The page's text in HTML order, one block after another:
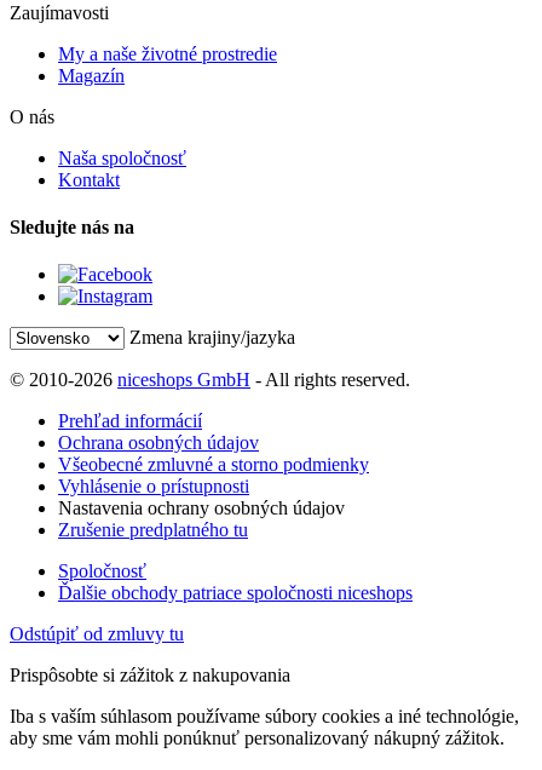
Zaujímavosti
My a naše životné prostredie
Magazín
O nás
Naša spoločnosť
Kontakt
Sledujte nás na
Zmena krajiny/jazyka
© 2010-2026 niceshops GmbH - All rights reserved.
Prehľad informácií
Ochrana osobných údajov
Všeobecné zmluvné a storno podmienky
Vyhlásenie o prístupnosti
Nastavenia ochrany osobných údajov
Zrušenie predplatného tu
Spoločnosť
Ďalšie obchody patriace spoločnosti niceshops
Odstúpiť od zmluvy tu
Prispôsobte si zážitok z nakupovania
Iba s vaším súhlasom používame súbory cookies a iné technológie,
aby sme vám mohli ponúknuť personalizovaný nákupný zážitok.